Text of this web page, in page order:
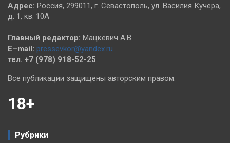
Адрес: Россия, 299011, г. Севастополь, ул. Василия Кучера,
д. 1, кв. 10А
Главный редактор: Мацкевич А.В.
E–mail: pressevkor@yandex.ru
тел. +7 (978) 918-52-25
Все публикации защищены авторским правом.
18+
Рубрики